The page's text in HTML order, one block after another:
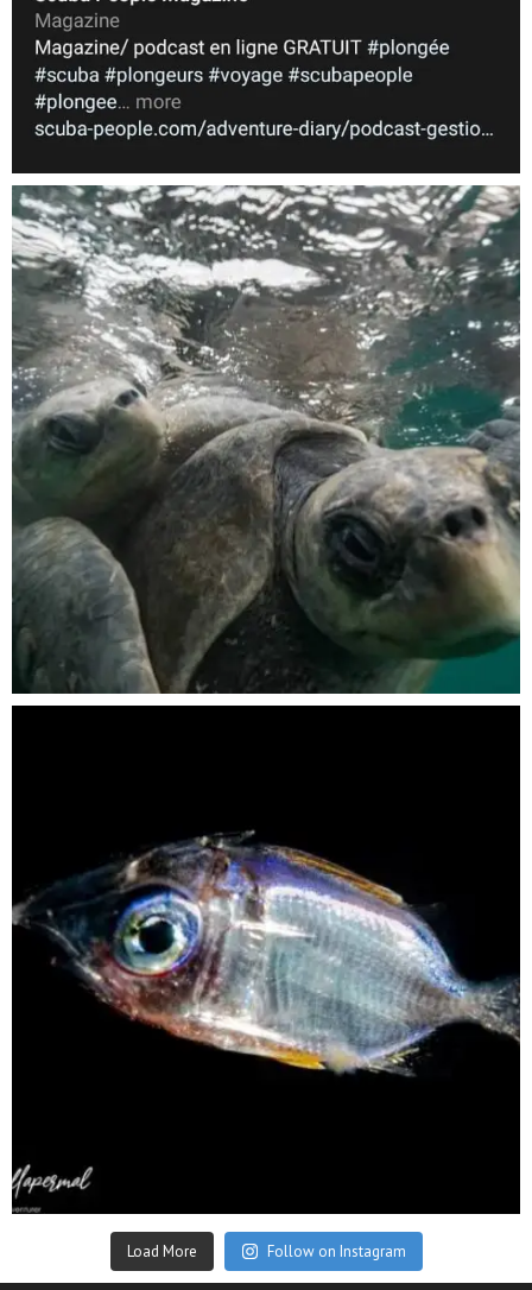
Nov 5
scuba_people_magazine
Sep 24
Load More Follow on Instagram